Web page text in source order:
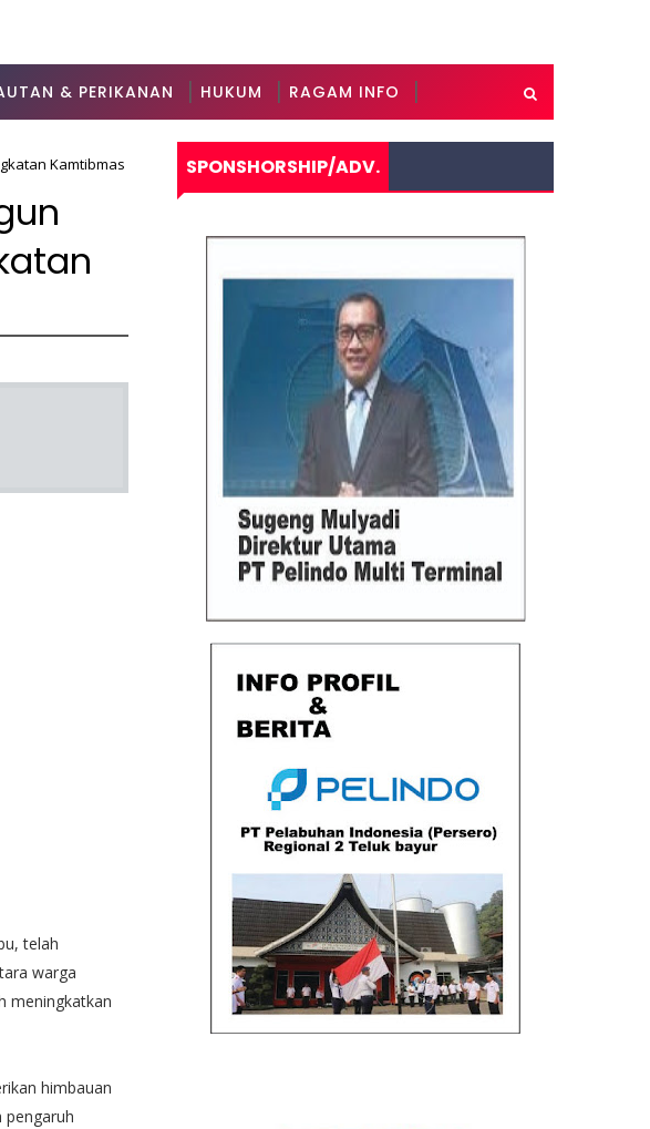
& PERIKANAN HUKUM RAGAM INFO
Kamtibmas
telah
warga
meningkatkan
himbauan
pengaruh
SPONSHORSHIP/ADV.